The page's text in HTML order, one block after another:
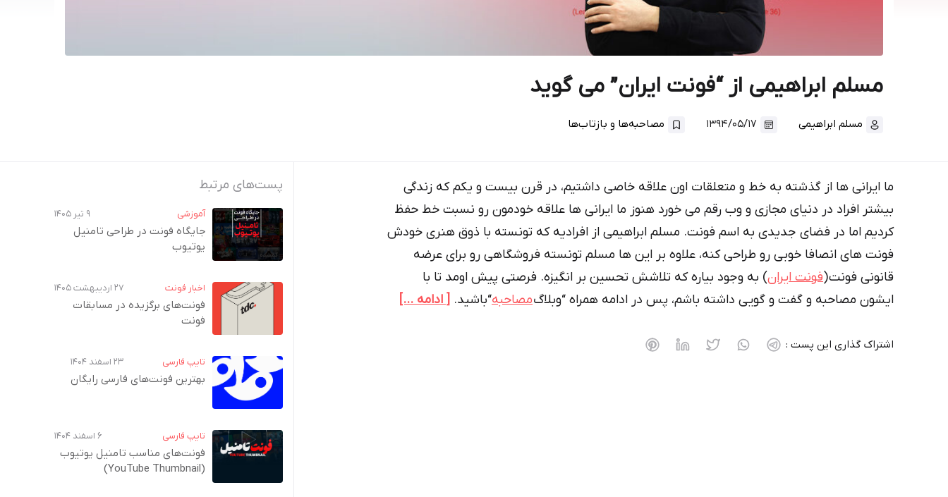
مسلم ابراهیمی از “فونت ایران” می گوید
مسلم ابراهیمی ۱۳۹۴/۰۵/۱۷ مصاحبه‌ها و بازتاب‌ها
ما ایرانی ها از گذشته به خط و متعلقات اون علاقه خاصی داشتیم، در قرن بیست و یکم که زندگی
بیشتر افراد در دنیای مجازی و وب رقم می خورد هنوز ما ایرانی ها علاقه خودمون رو نسبت خط حفظ
کردیم اما در فضای جدیدی به اسم فونت. مسلم ابراهیمی از افرادیه که تونسته با ذوق هنری خودش
فونت های انصافا خوبی رو طراحی کنه، علاوه بر این ها مسلم تونسته فروشگاهی رو برای عرضه
قانونی فونت (فونت ایران) به وجود بیاره که تلاشش تحسین بر انگیزه. فرصتی پیش اومد تا با
ایشون مصاحبه و گفت و گویی داشته باشم، پس در ادامه همراه “وبلاگمصاحبه“باشید. [ ادامه …]
اشتراک گذاری این پست :
پست‌های مرتبط
آموزشی ۹ تیر ۱۴۰۵
جایگاه فونت در طراحی تامنیل
یوتیوب
اخبار فونت ۲۷ اردیبهشت ۱۴۰۵
فونت‌های برگزیده در مسابقات
فونت
تایپ فارسی ۲۳ اسفند ۱۴۰۴
بهترین فونت‌های فارسی رایگان
تایپ فارسی ۶ اسفند ۱۴۰۴
فونت‌های مناسب تامنیل یوتیوب
(YouTube Thumbnail)